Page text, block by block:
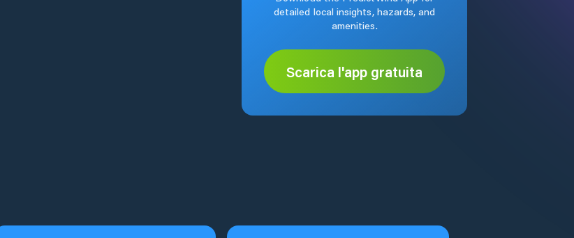
detailed local insights, hazards, and
amenities.
Scarica l'app gratuita